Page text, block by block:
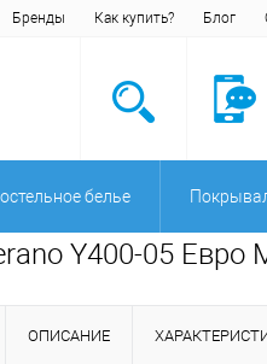
Бренды Как купить? Блог
белье
Y400-05 Евро
ОПИСАНИЕ